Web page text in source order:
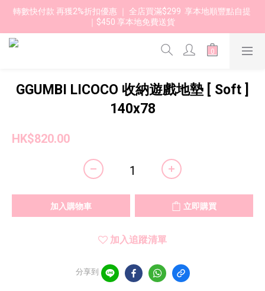
轉數快付款 再獲2%折扣優惠 ｜ 全店買滿$299  享本地順豐點自提
｜$450 享本地免費送貨
GGUMBI LICOCO 收納遊戲地墊 [ Soft ]
140x78
HK$820.00
加入購物車 立即購買
加入追蹤清單
分享到